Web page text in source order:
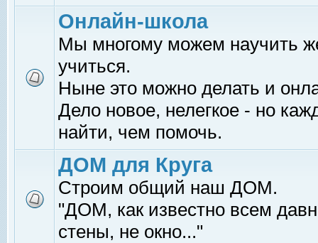
Онлайн-школа
Мы многому можем научить
учиться.
Ныне это можно делать и
Дело новое, нелегкое - но
найти, чем помочь.
ДОМ для Круга
Строим общий наш ДОМ.
"ДОМ, как известно всем
стены, не окно..."